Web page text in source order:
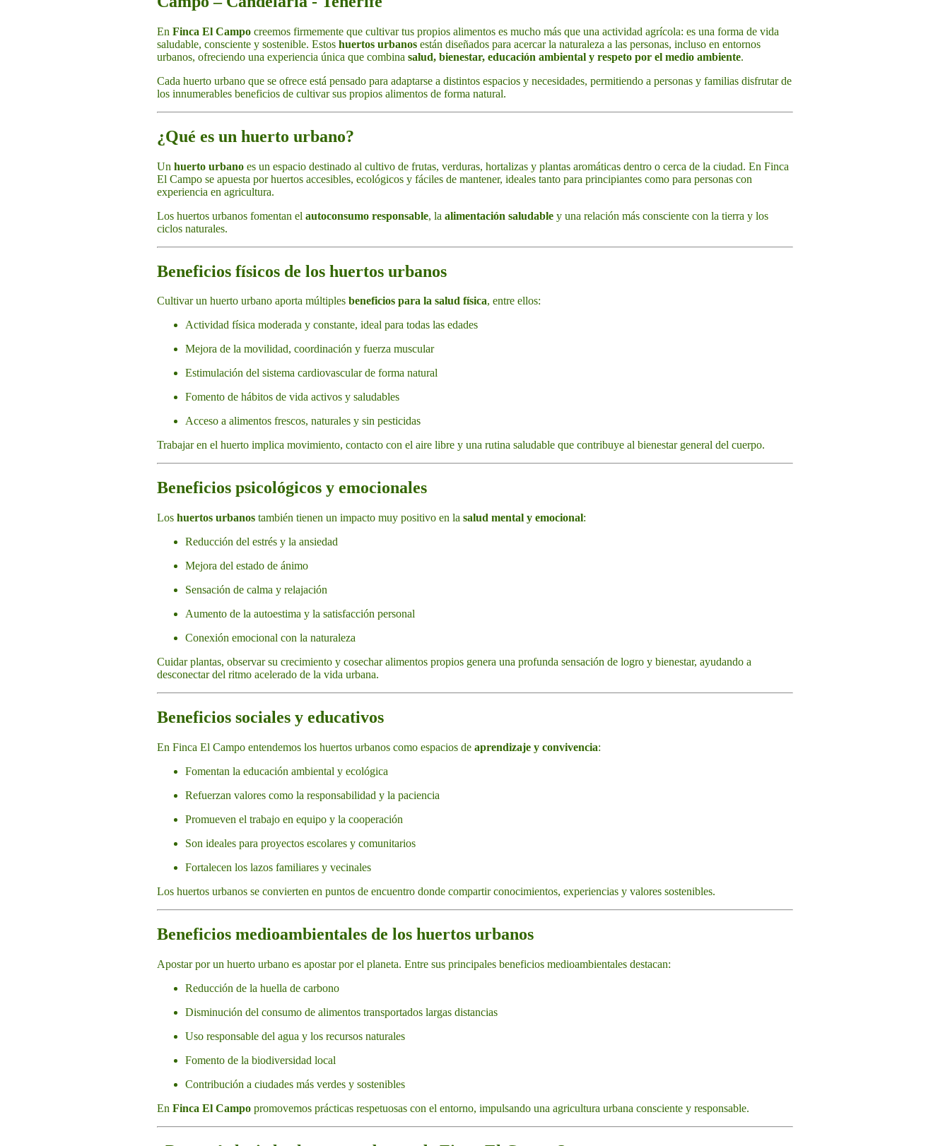
En Finca El Campo creemos firmemente que cultivar tus propios alimentos es mucho más que una actividad agrícola: es una forma de vida
saludable, consciente y sostenible. Estos huertos urbanos están diseñados para acercar la naturaleza a las personas, incluso en entornos
urbanos, ofreciendo una experiencia única que combina salud, bienestar, educación ambiental y respeto por el medio ambiente.
Cada huerto urbano que se ofrece está pensado para adaptarse a distintos espacios y necesidades, permitiendo a personas y familias disfrutar de
los innumerables beneficios de cultivar sus propios alimentos de forma natural.
¿Qué es un huerto urbano?
Un huerto urbano es un espacio destinado al cultivo de frutas, verduras, hortalizas y plantas aromáticas dentro o cerca de la ciudad. En Finca
El Campo se apuesta por huertos accesibles, ecológicos y fáciles de mantener, ideales tanto para principiantes como para personas con
experiencia en agricultura.
Los huertos urbanos fomentan el autoconsumo responsable, la alimentación saludable y una relación más consciente con la tierra y los
ciclos naturales.
Beneficios físicos de los huertos urbanos
Cultivar un huerto urbano aporta múltiples beneficios para la salud física, entre ellos:
Actividad física moderada y constante, ideal para todas las edades
Mejora de la movilidad, coordinación y fuerza muscular
Estimulación del sistema cardiovascular de forma natural
Fomento de hábitos de vida activos y saludables
Acceso a alimentos frescos, naturales y sin pesticidas
Trabajar en el huerto implica movimiento, contacto con el aire libre y una rutina saludable que contribuye al bienestar general del cuerpo.
Beneficios psicológicos y emocionales
Los huertos urbanos también tienen un impacto muy positivo en la salud mental y emocional:
Reducción del estrés y la ansiedad
Mejora del estado de ánimo
Sensación de calma y relajación
Aumento de la autoestima y la satisfacción personal
Conexión emocional con la naturaleza
Cuidar plantas, observar su crecimiento y cosechar alimentos propios genera una profunda sensación de logro y bienestar, ayudando a
desconectar del ritmo acelerado de la vida urbana.
Beneficios sociales y educativos
En Finca El Campo entendemos los huertos urbanos como espacios de aprendizaje y convivencia:
Fomentan la educación ambiental y ecológica
Refuerzan valores como la responsabilidad y la paciencia
Promueven el trabajo en equipo y la cooperación
Son ideales para proyectos escolares y comunitarios
Fortalecen los lazos familiares y vecinales
Los huertos urbanos se convierten en puntos de encuentro donde compartir conocimientos, experiencias y valores sostenibles.
Beneficios medioambientales de los huertos urbanos
Apostar por un huerto urbano es apostar por el planeta. Entre sus principales beneficios medioambientales destacan:
Reducción de la huella de carbono
Disminución del consumo de alimentos transportados largas distancias
Uso responsable del agua y los recursos naturales
Fomento de la biodiversidad local
Contribución a ciudades más verdes y sostenibles
En Finca El Campo promovemos prácticas respetuosas con el entorno, impulsando una agricultura urbana consciente y responsable.